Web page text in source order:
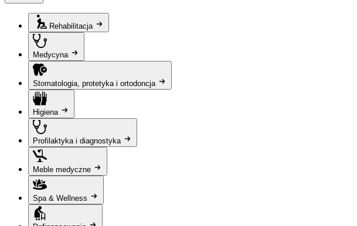
Rehabilitacja
Medycyna
Stomatologia, protetyka i ortodoncja
Higiena
Profilaktyka i diagnostyka
Meble medyczne
Spa & Wellness